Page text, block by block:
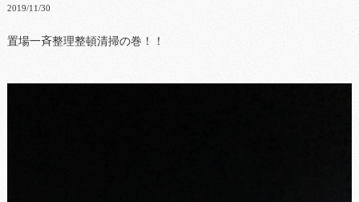
2019/11/30
置場一斉整理整頓清掃の巻！！